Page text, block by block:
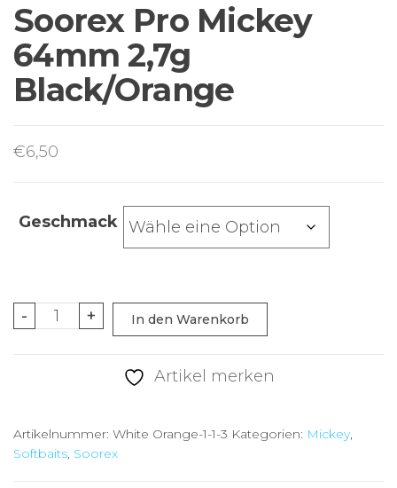
Soorex Pro Mickey
64mm 2,7g
Black/Orange
€6,50
Geschmack
-
Soorex
Black/Orange
Menge
+ In den Warenkorb
Artikel merken
Artikelnummer: White Orange-1-1-3 Kategorien: Mickey,
Softbaits, Soorex